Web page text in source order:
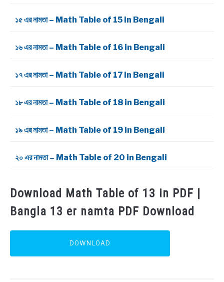
১৫ এর নামতা – Math Table of 15 in Bengali
১৬ এর নামতা – Math Table of 16 in Bengali
১৭ এর নামতা – Math Table of 17 in Bengali
১৮ এর নামতা – Math Table of 18 in Bengali
১৯ এর নামতা – Math Table of 19 in Bengali
২০ এর নামতা – Math Table of 20 in Bengali
Download Math Table of 13 in PDF |
Bangla 13 er namta PDF Download
DOWNLOAD